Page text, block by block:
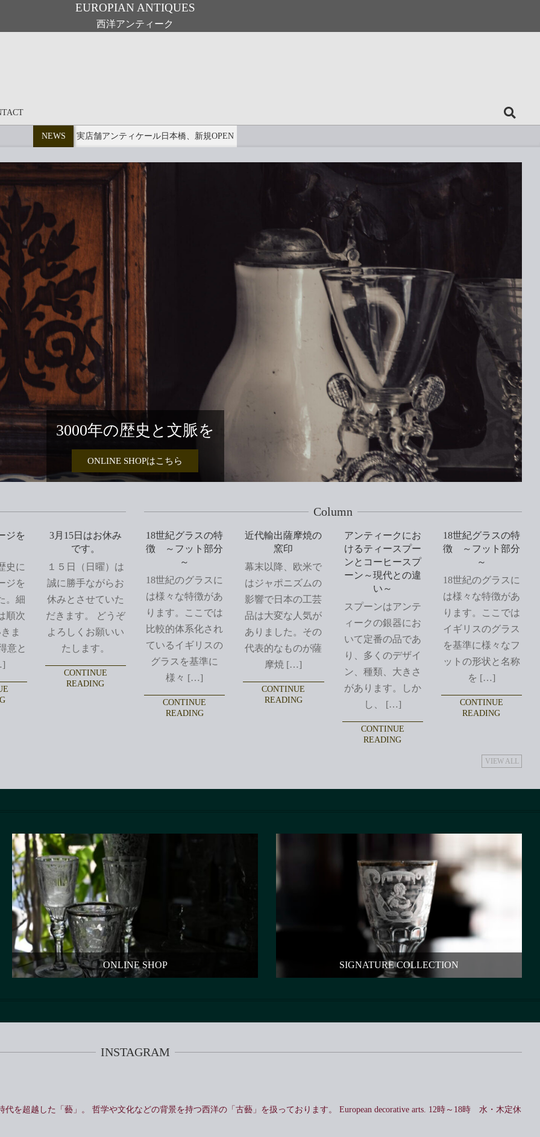
EUROPIAN ANTIQUES
西洋アンティーク
Search
NEWS 実店舗アンティケール日本橋、新規OPEN
3000年の歴史と文脈を
ONLINE SHOPはこちら
ジを
史に
ジを
。細
順次
ま
意と
3月15日はお休み
です。
１５日（日曜）は
誠に勝手ながらお
休みとさせていた
だきます。 どうぞ
よろしくお願いい
たします。
CONTINUE
READING
Column
18世紀グラスの特
徴 ～フット部分
～
18世紀のグラスに
は様々な特徴があ
ります。ここでは
比較的体系化され
ているイギリスの
グラスを基準に
様々 […]
CONTINUE
READING
近代輸出薩摩焼の
窯印
幕末以降、欧米で
はジャポニズムの
影響で日本の工芸
品は大変な人気が
ありました。その
代表的なものが薩
摩焼 […]
CONTINUE
READING
アンティークにお
けるティースプー
ンとコーヒースプ
ーン～現代との違
い～
スプーンはアンテ
ィークの銀器にお
いて定番の品であ
り、多くのデザイ
ン、種類、大きさ
があります。しか
し、 […]
CONTINUE
READING
18世紀グラスの特
徴 ～フット部分
～
18世紀のグラスに
は様々な特徴があ
ります。ここでは
イギリスのグラス
を基準に様々なフ
ットの形状と名称
を […]
CONTINUE
READING
VIEW ALL
ONLINE SHOP SIGNATURE COLLECTION
INSTAGRAM
を超越した「藝」。 哲学や文化などの背景を持つ西洋の「古藝」を扱っております。 European decorative arts. 12時～18時 水・木定休